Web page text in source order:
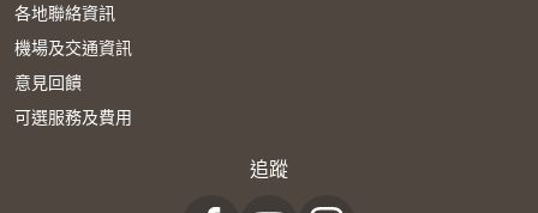
各地聯絡資訊
機場及交通資訊
意見回饋
可選服務及費用
追蹤